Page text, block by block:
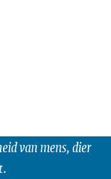
van mens, dier